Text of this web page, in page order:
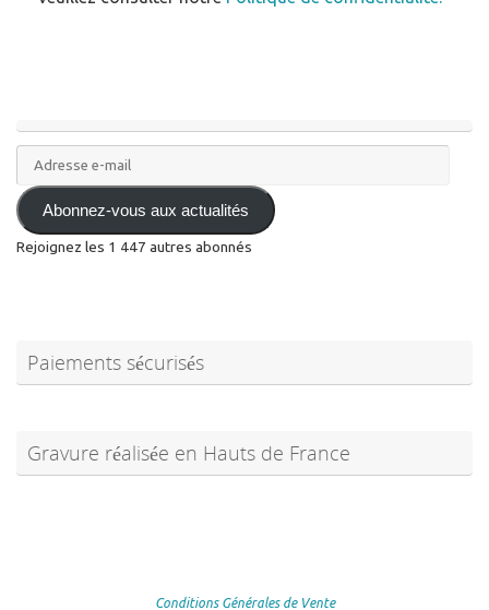
Adresse
e-
mail Abonnez-vous aux actualités
Rejoignez les 1 447 autres abonnés
Paiements sécurisés
Gravure réalisée en Hauts de France
Conditions Générales de Vente